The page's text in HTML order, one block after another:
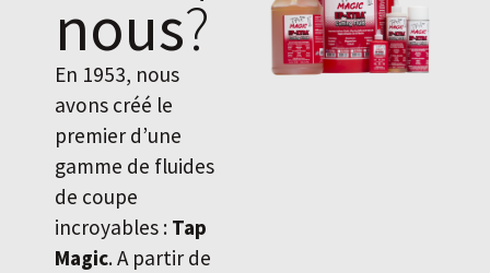
nous?
En 1953, nous
avons créé le
premier d’une
gamme de fluides
de coupe
incroyables : Tap
Magic. A partir de